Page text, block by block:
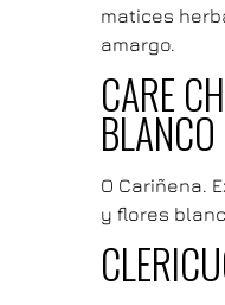
matices
amargo.
CARE
BLANCO
O Cariñena.
y flores